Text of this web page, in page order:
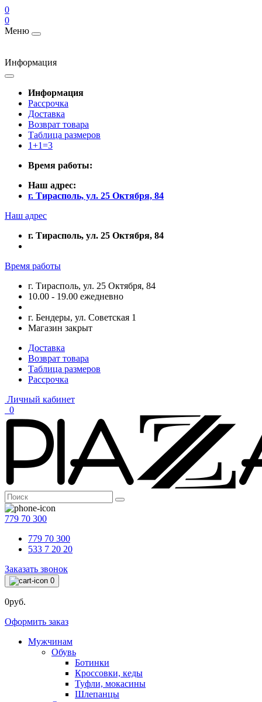
0
0
Меню
Информация
Информация
Рассрочка
Доставка
Возврат товара
Таблица размеров
1+1=3
Время работы:
Наш адрес:
г. Тирасполь, ул. 25 Октября, 84
Наш адрес
г. Тирасполь, ул. 25 Октября, 84
Время работы
г. Тирасполь, ул. 25 Октября, 84
10.00 - 19.00 ежедневно
г. Бендеры, ул. Советская 1
Магазин закрыт
Доставка
Возврат товара
Таблица размеров
Рассрочка
Личный кабинет
0
779 70 300
779 70 300
533 7 20 20
Заказать звонок
0
0руб.
Оформить заказ
Мужчинам
Обувь
Ботинки
Кроссовки, кеды
Туфли, мокасины
Шлепанцы